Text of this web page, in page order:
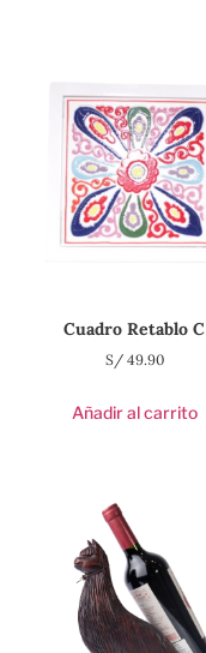
Cuadro Retablo C
S/49.90
Añadir al carrito